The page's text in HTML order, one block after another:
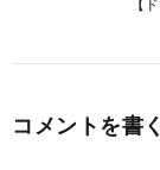
【
コメントを書く